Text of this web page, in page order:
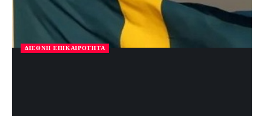
ΔΙΕΘΝΉ ΕΠΙΚΑΙΡΌΤΗΤΑ